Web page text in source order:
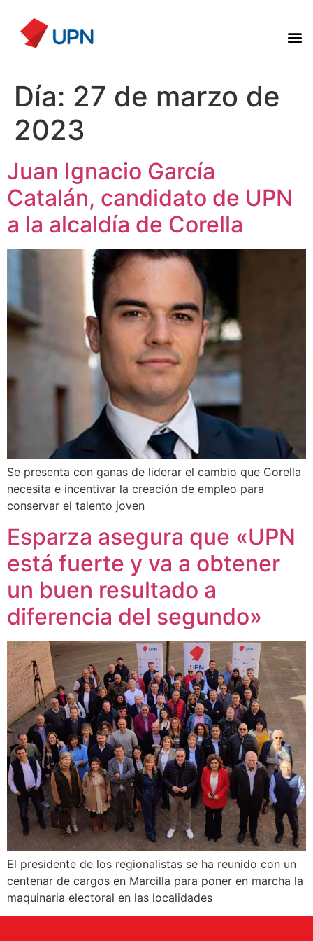
Día: 27 de marzo de
2023
Juan Ignacio García
Catalán, candidato de UPN
a la alcaldía de Corella
Se presenta con ganas de liderar el cambio que Corella
necesita e incentivar la creación de empleo para
conservar el talento joven
Esparza asegura que «UPN
está fuerte y va a obtener
un buen resultado a
diferencia del segundo»
El presidente de los regionalistas se ha reunido con un
centenar de cargos en Marcilla para poner en marcha la
maquinaria electoral en las localidades